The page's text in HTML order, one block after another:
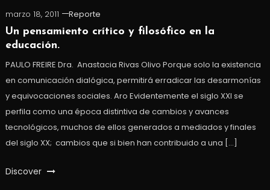
marzo 18, 2011
Reporte
Un pensamiento crítico y filosófico en la
educación.
PAULO FREIRE Dra. Anastacia Rivas Olivo Porque solo la existencia
en comunicación dialógica, permitirá erradicar las desarmonías
y equivocaciones sociales. Aro Evidentemente el siglo XXI se
perfila como una época distintiva de cambios y avances
tecnológicos, muchos de ellos generados a mediados y finales
del siglo XX; cambios que si bien han contribuido a una […]
Discover